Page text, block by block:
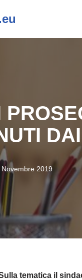
Novembre 2019
tematica il